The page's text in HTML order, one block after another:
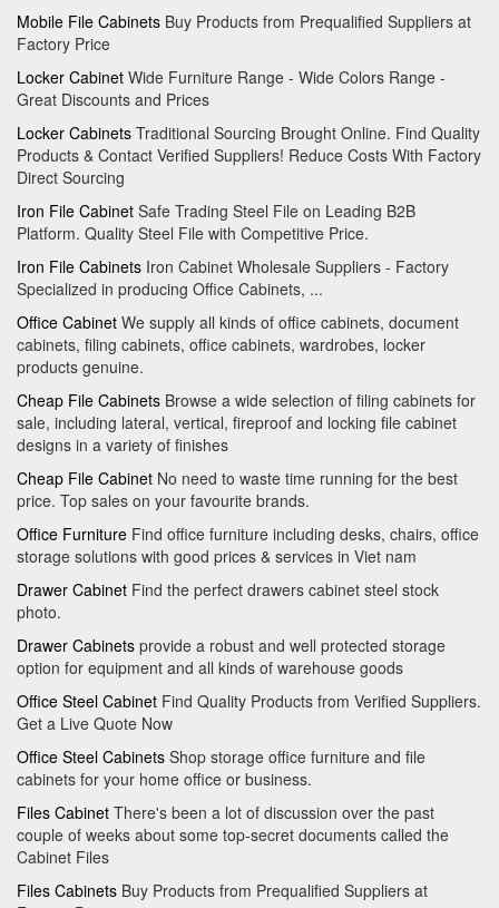
Mobile File Cabinets Buy Products from Prequalified Suppliers at
Factory Price
Locker Cabinet Wide Furniture Range - Wide Colors Range -
Great Discounts and Prices
Locker Cabinets Traditional Sourcing Brought Online. Find Quality
Products & Contact Verified Suppliers! Reduce Costs With Factory
Direct Sourcing
Iron File Cabinet Safe Trading Steel File on Leading B2B
Platform. Quality Steel File with Competitive Price.
Iron File Cabinets Iron Cabinet Wholesale Suppliers - Factory
Specialized in producing Office Cabinets, ...
Office Cabinet We supply all kinds of office cabinets, document
cabinets, filing cabinets, office cabinets, wardrobes, locker
products genuine.
Cheap File Cabinets Browse a wide selection of filing cabinets for
sale, including lateral, vertical, fireproof and locking file cabinet
designs in a variety of finishes
Cheap File Cabinet No need to waste time running for the best
price. Top sales on your favourite brands.
Office Furniture Find office furniture including desks, chairs, office
storage solutions with good prices & services in Viet nam
Drawer Cabinet Find the perfect drawers cabinet steel stock
photo.
Drawer Cabinets provide a robust and well protected storage
option for equipment and all kinds of warehouse goods
Office Steel Cabinet Find Quality Products from Verified Suppliers.
Get a Live Quote Now
Office Steel Cabinets Shop storage office furniture and file
cabinets for your home office or business.
Files Cabinet There's been a lot of discussion over the past
couple of weeks about some top-secret documents called the
Cabinet Files
Files Cabinets Buy Products from Prequalified Suppliers at